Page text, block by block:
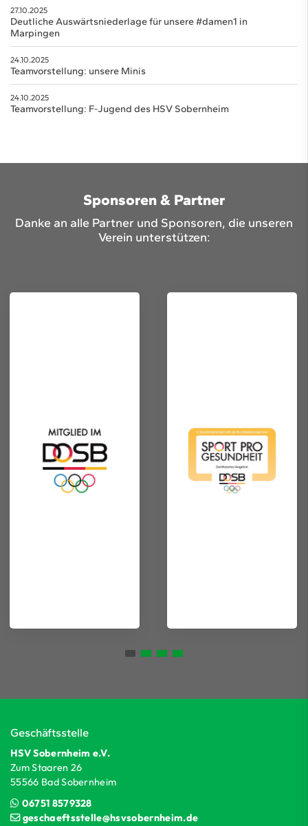
27.10.2025
Deutliche Auswärtsniederlage für unsere #damen1 in
Marpingen
24.10.2025
Teamvorstellung: unsere Minis
24.10.2025
Teamvorstellung: F-Jugend des HSV Sobernheim
Sponsoren & Partner
Danke an alle Partner und Sponsoren, die unseren
Verein unterstützen:
Geschäftsstelle
HSV Sobernheim e.V.
Zum Staaren 26
55566 Bad Sobernheim
06751 8579328
geschaeftsstelle@hsvsobernheim.de